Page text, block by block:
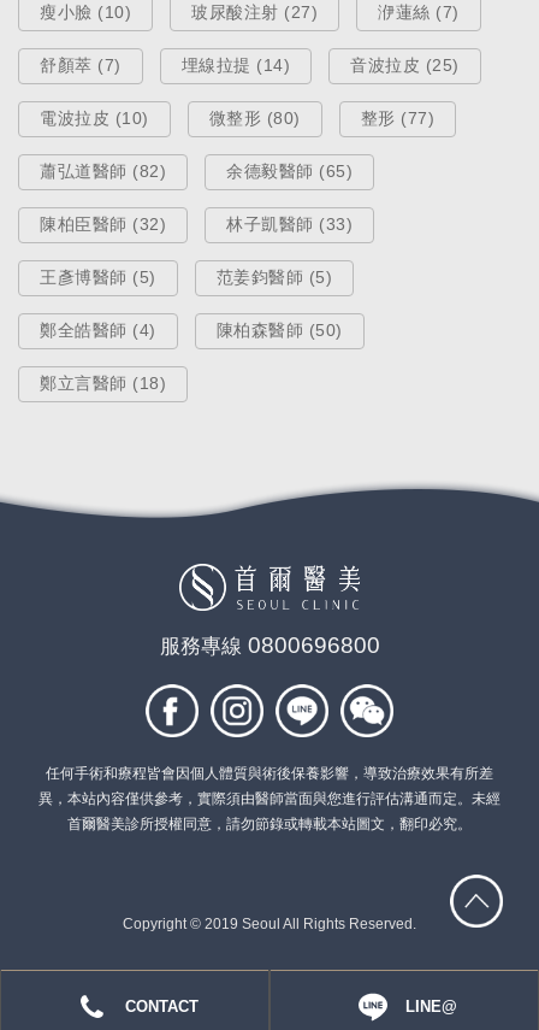
CONTACT LINE@
瘦小臉 (10) 玻尿酸注射 (27) 洢蓮絲 (7)
舒顏萃 (7) 埋線拉提 (14) 音波拉皮 (25)
電波拉皮 (10) 微整形 (80) 整形 (77)
蕭弘道醫師 (82) 余德毅醫師 (65)
陳柏臣醫師 (32) 林子凱醫師 (33)
王彥博醫師 (5) 范姜鈞醫師 (5)
鄭全皓醫師 (4) 陳柏森醫師 (50)
鄭立言醫師 (18)
服務專線 0800696800
任何手術和療程皆會因個人體質與術後保養影響，導致治療效果有所差
異，本站內容僅供參考，實際須由醫師當面與您進行評估溝通而定。未經
首爾醫美診所授權同意，請勿節錄或轉載本站圖文，翻印必究。
Copyright © 2019 Seoul All Rights Reserved.